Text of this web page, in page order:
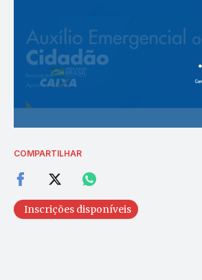
COMPARTILHAR
Inscrições disponíveis